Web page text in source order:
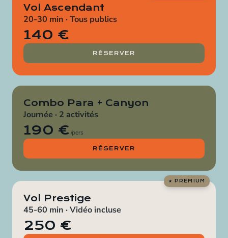
Vol Ascendant
20-30 min · Tous publics
140 €
RÉSERVER
Combo Para + Canyon
Journée · 2 activités
190 € /pers
RÉSERVER
Vol Prestige
45-60 min · Vidéo incluse
250 €